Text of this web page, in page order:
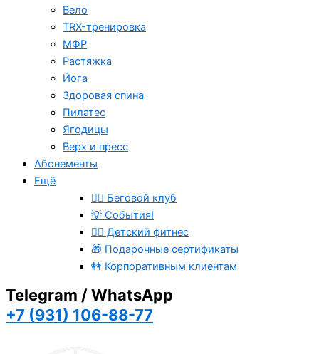
Вело
TRX-тренировка
МФР
Растяжка
Йога
Здоровая спина
Пилатес
Ягодицы
Верх и пресс
Абонементы
Ещё
🏃‍♂️ Беговой клуб
💡 События!
🤸‍♂️ Детский фитнес
🎁 Подарочные сертификаты
👭 Корпоративным клиентам
Telegram / WhatsApp
+7 (931) 106-88-77